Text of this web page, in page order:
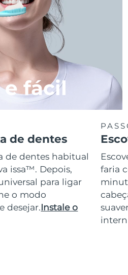
fácil
de dentes
de dentes habitual
issa™. Depois,
para ligar
o modo
desejar.Instale o
faria